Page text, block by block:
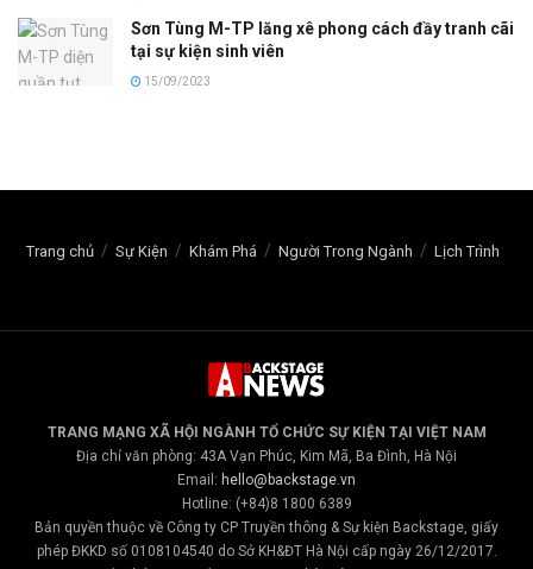
Sơn Tùng M-TP lăng xê phong cách đầy tranh cãi
tại sự kiện sinh viên
15/09/2023
Trang chủ Sự Kiện Khám Phá Người Trong Ngành Lịch Trình
TRANG MẠNG XÃ HỘI NGÀNH TỔ CHỨC SỰ KIỆN TẠI VIỆT NAM
Địa chỉ văn phòng: 43A Vạn Phúc, Kim Mã, Ba Đình, Hà Nội
Email: hello@backstage.vn
Hotline: (+84)8 1800 6389
Bản quyền thuộc về Công ty CP Truyền thông & Sự kiện Backstage, giấy
phép ĐKKD số 0108104540 do Sở KH&ĐT Hà Nội cấp ngày 26/12/2017.